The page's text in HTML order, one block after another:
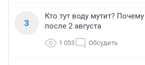
3
Кто тут воду мутит?
после 2 августа
1 053 Обсудить